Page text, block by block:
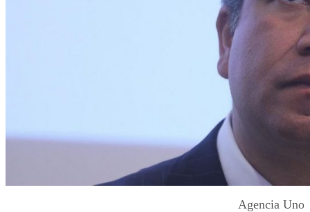
Agencia Uno